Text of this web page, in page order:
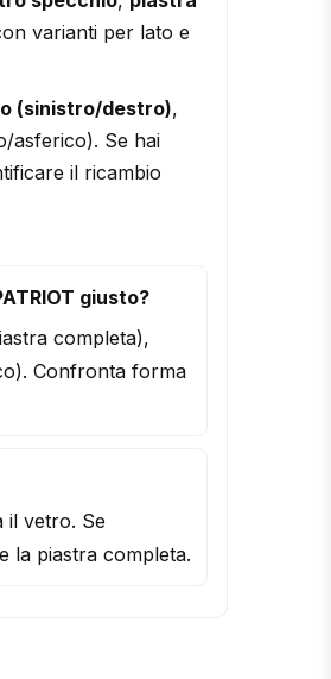
varianti per lato e
(sinistro/destro),
asferico). Se hai
il ricambio
giusto?
completa),
Confronta forma
il vetro. Se
la piastra completa.